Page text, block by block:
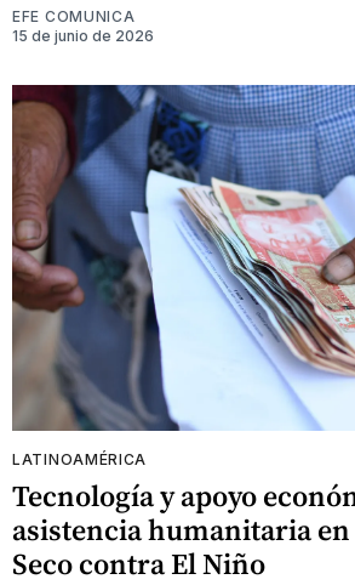
EFE COMUNICA
15 de junio de 2026
LATINOAMÉRICA
Tecnología y apoyo
asistencia humanitaria
Seco contra El Niño